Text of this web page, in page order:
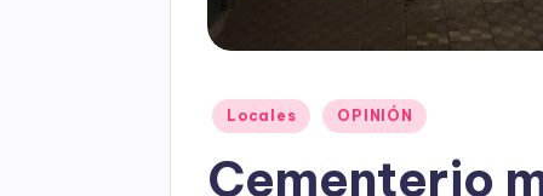
Posted
Locales OPINIÓN
Cementerio